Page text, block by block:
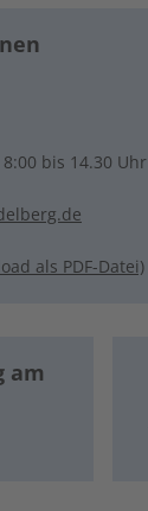
bis 14.30 Uhr
als PDF-Datei)
am